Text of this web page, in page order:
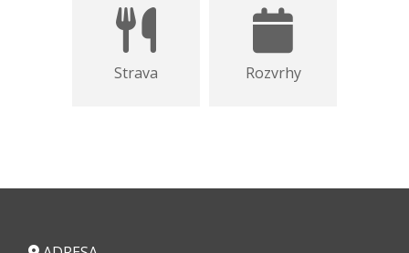
Strava Rozvrhy